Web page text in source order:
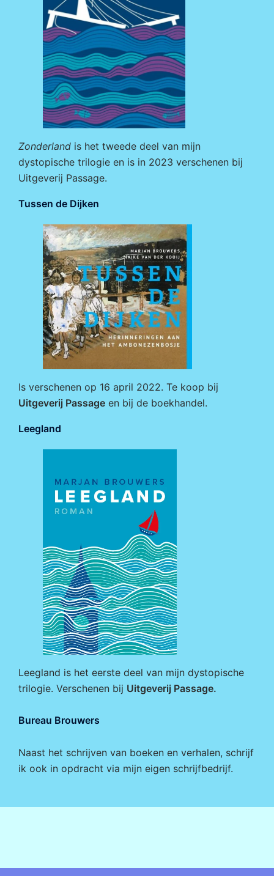
Zonderland is het tweede deel van mijn
dystopische trilogie en is in 2023 verschenen bij
Uitgeverij Passage.
Tussen de Dijken
Is verschenen op 16 april 2022. Te koop bij
Uitgeverij Passage en bij de boekhandel.
Leegland
Leegland is het eerste deel van mijn dystopische
trilogie. Verschenen bij Uitgeverij Passage.
Bureau Brouwers
Naast het schrijven van boeken en verhalen, schrijf
ik ook in opdracht via mijn eigen schrijfbedrijf.